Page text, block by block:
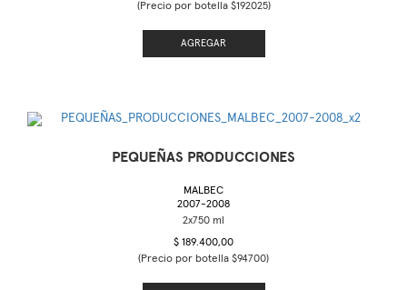
(Precio por botella $192025)
AGREGAR
PEQUEÑAS PRODUCCIONES
MALBEC
2007-2008
$ 189.400,00
(Precio por botella $94700)